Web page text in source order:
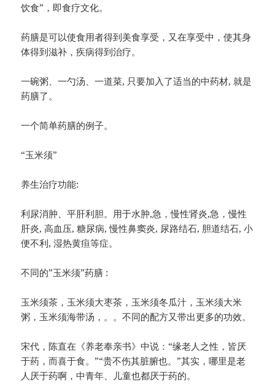
饮食”，即食疗文化。
药膳是可以使食用者得到美食享受，又在享受中，使其身
体得到滋补，疾病得到治疗。
一碗粥、一勺汤、一道菜, 只要加入了适当的中药材, 就是
药膳了。
一个简单药膳的例子。
“玉米须”
养生治疗功能:
利尿消肿、平肝利胆。用于水肿,急，慢性肾炎,急，慢性
肝炎, 高血压, 糖尿病, 慢性鼻窦炎, 尿路结石, 胆道结石, 小
便不利, 湿热黄疸等症。
不同的”玉米须”药膳 :
玉米须茶，玉米须大枣茶，玉米须冬瓜汁，玉米须大米
粥，玉米须海带汤，。。不同的配方又带出更多的功效。
宋代，陈直在《养老奉亲书》中说：“缘老人之性，皆厌
于药，而喜于食。”“贵不伤其脏腑也。”其实，哪里是老
人厌于药啊，中青年、儿童也都厌于药的。